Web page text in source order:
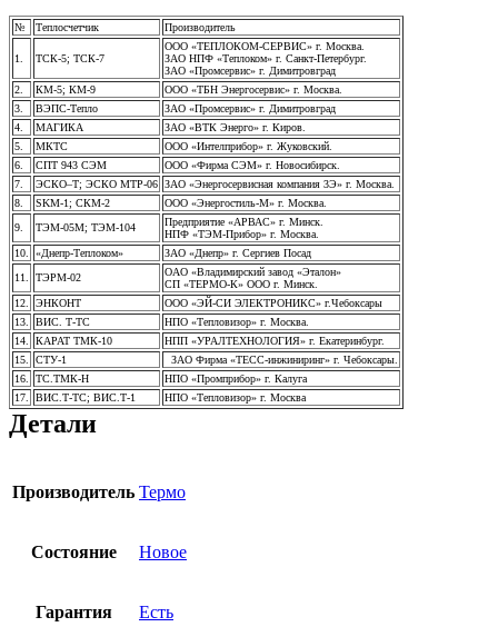
№ Теплосчетчик Производитель
1. ТСК-5; ТСК-7
ООО «ТЕПЛОКОМ-СЕРВИС» г. Москва.
ЗАО НПФ «Теплоком» г. Санкт-Петербург.
ЗАО «Промсервис» г. Димитровград
2.
КМ-5; КМ-9
ООО «ТБН Энергосервис» г. Москва.
3.
ВЭПС-Тепло
ЗАО «Промсервис» г. Димитровград
4.
МАГИКА
ЗАО «ВТК Энерго» г. Киров.
5.
МКТС
ООО «Интелприбор» г. Жуковский.
6.
СПТ 943 СЭМ
ООО «Фирма СЭМ» г. Новосибирск.
7.
ЭСКО–Т; ЭСКО МТР-06 ЗАО «Энергосервисная компания 3Э» г. Москва.
8.
SKM-1; СКМ-2
ООО «Энергостиль-М» г. Москва.
9.
ТЭМ-05М; ТЭМ-104
Предприятие «АРВАС» г. Минск.
НПФ «ТЭМ-Прибор» г. Москва.
10.
«Днепр-Теплоком»
ЗАО «Днепр» г. Сергиев Посад
11.
ТЭРМ-02
ОАО «Владимирский завод «Эталон»
СП «ТЕРМО-К» ООО г. Минск.
12.
ЭНКОНТ
ООО «ЭЙ-СИ ЭЛЕКТРОНИКС» г.Чебоксары
13.
ВИС. Т-ТС
НПО «Тепловизор» г. Москва.
14.
КАРАТ ТМК-10
НПП «УРАЛТЕХНОЛОГИЯ» г. Екатеринбург.
15.
СТУ-1
ЗАО Фирма «ТЕСС-инжиниринг» г. Чебоксары.
16.
ТС.ТМК-Н
НПО «Промприбор» г. Калуга
17.
ВИС.Т-ТС; ВИС.Т-1 НПО «Тепловизор» г. Москва
Детали
Производитель Термо
Состояние Новое
Гарантия Есть